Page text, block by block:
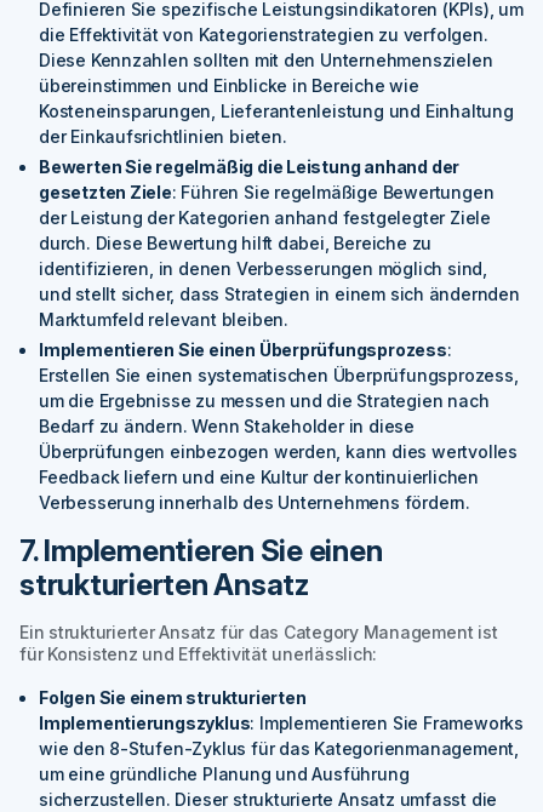
Definieren Sie spezifische Leistungsindikatoren (KPIs), um
die Effektivität von Kategorienstrategien zu verfolgen.
Diese Kennzahlen sollten mit den Unternehmenszielen
übereinstimmen und Einblicke in Bereiche wie
Kosteneinsparungen, Lieferantenleistung und Einhaltung
der Einkaufsrichtlinien bieten.
Bewerten Sie regelmäßig die Leistung anhand der
gesetzten Ziele: Führen Sie regelmäßige Bewertungen
der Leistung der Kategorien anhand festgelegter Ziele
durch. Diese Bewertung hilft dabei, Bereiche zu
identifizieren, in denen Verbesserungen möglich sind,
und stellt sicher, dass Strategien in einem sich ändernden
Marktumfeld relevant bleiben.
Implementieren Sie einen Überprüfungsprozess:
Erstellen Sie einen systematischen Überprüfungsprozess,
um die Ergebnisse zu messen und die Strategien nach
Bedarf zu ändern. Wenn Stakeholder in diese
Überprüfungen einbezogen werden, kann dies wertvolles
Feedback liefern und eine Kultur der kontinuierlichen
Verbesserung innerhalb des Unternehmens fördern.
7. Implementieren Sie einen
strukturierten Ansatz
Ein strukturierter Ansatz für das Category Management ist
für Konsistenz und Effektivität unerlässlich:
Folgen Sie einem strukturierten
Implementierungszyklus: Implementieren Sie Frameworks
wie den 8-Stufen-Zyklus für das Kategorienmanagement,
um eine gründliche Planung und Ausführung
sicherzustellen. Dieser strukturierte Ansatz umfasst die